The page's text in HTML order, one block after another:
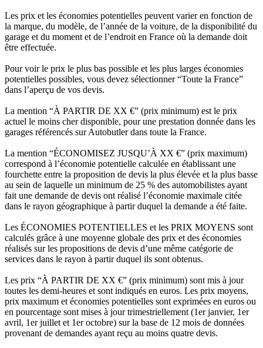
Les prix et les économies potentielles peuvent varier en fonction de
la marque, du modèle, de l’année de la voiture, de la disponibilité du
garage et du moment et de l’endroit en France où la demande doit
être effectuée.
Pour voir le prix le plus bas possible et les plus larges économies
potentielles possibles, vous devez sélectionner “Toute la France”
dans l’aperçu de vos devis.
La mention “À PARTIR DE XX €” (prix minimum) est le prix
actuel le moins cher disponible, pour une prestation donnée dans les
garages référencés sur Autobutler dans toute la France.
La mention “ÉCONOMISEZ JUSQU’À XX €” (prix maximum)
correspond à l’économie potentielle calculée en établissant une
fourchette entre la proposition de devis la plus élevée et la plus basse
au sein de laquelle un minimum de 25 % des automobilistes ayant
fait une demande de devis ont réalisé l’économie maximale citée
dans le rayon géographique à partir duquel la demande a été faite.
Les ÉCONOMIES POTENTIELLES et les PRIX MOYENS sont
calculés grâce à une moyenne globale des prix et des économies
réalisés sur les propositions de devis d’une même catégorie de
services dans le rayon à partir duquel ils sont obtenus.
Les prix “À PARTIR DE XX €” (prix minimum) sont mis à jour
toutes les demi-heures et sont indiqués en euros. Les prix moyens,
prix maximum et économies potentielles sont exprimées en euros ou
en pourcentage sont mises à jour trimestriellement (1er janvier, 1er
avril, 1er juillet et 1er octobre) sur la base de 12 mois de données
provenant de demandes ayant reçu au moins quatre devis.